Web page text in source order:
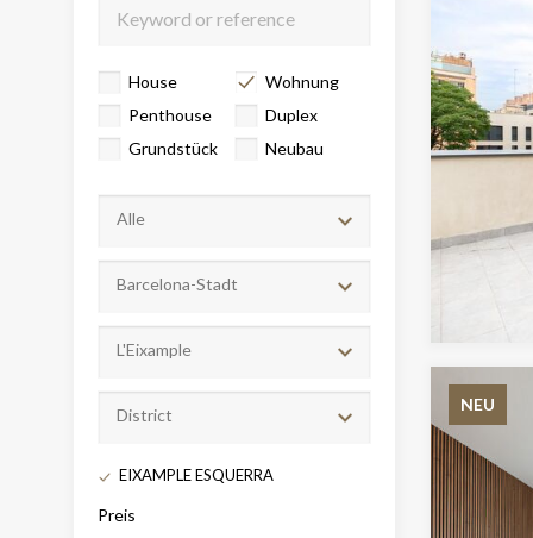
House
Wohnung
Penthouse
Duplex
Grundstück
Neubau
Alle
Barcelona-Stadt
L'Eixample
District
EIXAMPLE ESQUERRA
Preis
NEU